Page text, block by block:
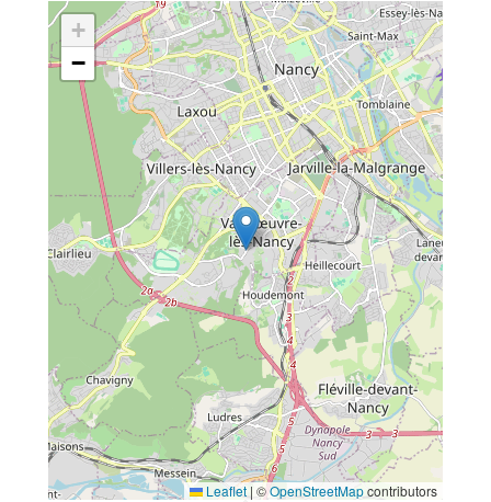
+
−
Leaflet | ©OpenStreetMapcontributors